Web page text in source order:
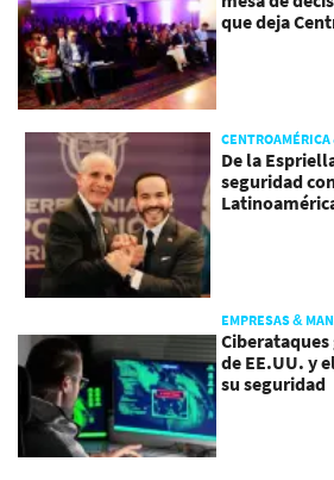
que deja
De la
seguridad
EMPRESAS &
de EE.UU. y
su seguridad